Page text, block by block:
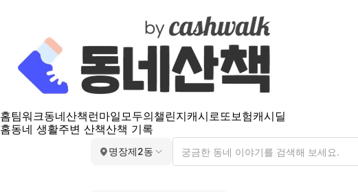
홈팀워크동네산책 런마일모두의챌린지캐시로또보험캐시딜
홈동네 생활주변 산책산책 기록
명장제2동